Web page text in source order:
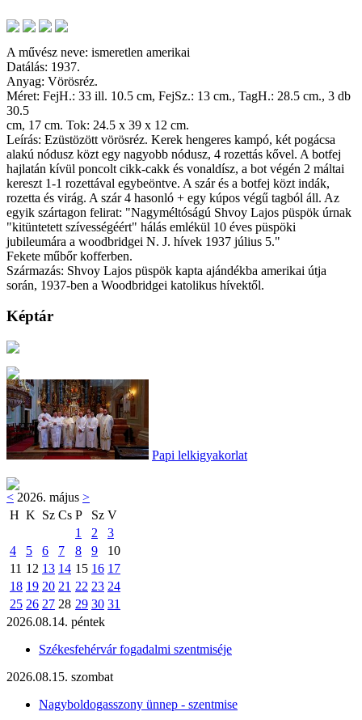
A művész neve: ismeretlen amerikai
Datálás: 1937.
Anyag: Vörösréz.
Méret: FejH.: 33 ill. 10.5 cm, FejSz.: 13 cm., TagH.: 28.5 cm., 3 db
30.5
cm, 17 cm. Tok: 24.5 x 39 x 12 cm.
Leírás: Ezüstözött vörösréz. Kerek hengeres kampó, két pogácsa
alakú nódusz közt egy nagyobb nódusz, 4 rozettás kővel. A botfej
hajlatán kívül poncolt cikk-cakk és vonaldísz, a bot végén 2 máltai
kereszt 1-1 rozettával egybeöntve. A szár és a botfej közt indák,
rozetta és virág. A szár 4 hasonló + egy kúpos végű tagból áll. Az
egyik szártagon felirat: "Nagyméltóságú Shvoy Lajos püspök úrnak
"kitüntetett szívességéért" hálás emlékül 10 éves püspöki
jubileumára a woodbridgei N. J. hívek 1937 július 5."
Fekete műbőr kofferben.
Származás: Shvoy Lajos püspök kapta ajándékba amerikai útja
során, 1937-ben a Woodbridgei katolikus hívektől.
Képtár
Papi lelkigyakorlat
< 2026. május >
H K Sz Cs P Sz V
1
2
3
4
5 6 7 8 9
10
11 12 13 14 15 16 17
18 19 20 21 22 23 24
25 26 27 28 29 30 31
2026.08.14. péntek
Székesfehérvár fogadalmi szentmiséje
2026.08.15. szombat
Nagyboldogasszony ünnep - szentmise